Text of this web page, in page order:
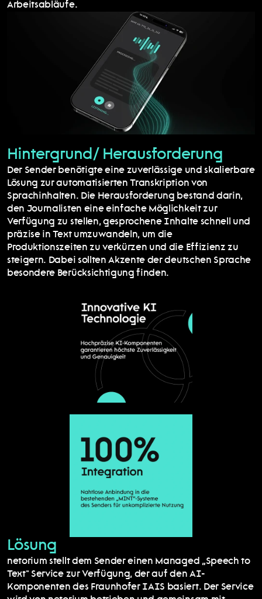
Arbeitsabläufe.
Hintergrund/ Herausforderung
Der Sender benötigte eine zuverlässige und skalierbare
Lösung zur automatisierten Transkription von
Sprachinhalten. Die Herausforderung bestand darin,
den Journalisten eine einfache Möglichkeit zur
Verfügung zu stellen, gesprochene Inhalte schnell und
präzise in Text umzuwandeln, um die
Produktionszeiten zu verkürzen und die Effizienz zu
steigern. Dabei sollten Akzente der deutschen Sprache
besondere Berücksichtigung finden.
Lösung
netorium stellt dem Sender einen Managed „Speech to
Text" Service zur Verfügung, der auf den AI-
Komponenten des Fraunhofer IAIS basiert. Der Service